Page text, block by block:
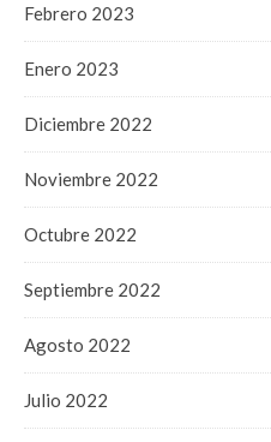
Febrero 2023
Enero 2023
Diciembre 2022
Noviembre 2022
Octubre 2022
Septiembre 2022
Agosto 2022
Julio 2022